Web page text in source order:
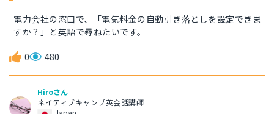
電力会社の窓口で、「電気料金の自動引き落としを設定できま
すか？」と英語で尋ねたいです。
0 480
Hiroさん
ネイティブキャンプ英会話講師